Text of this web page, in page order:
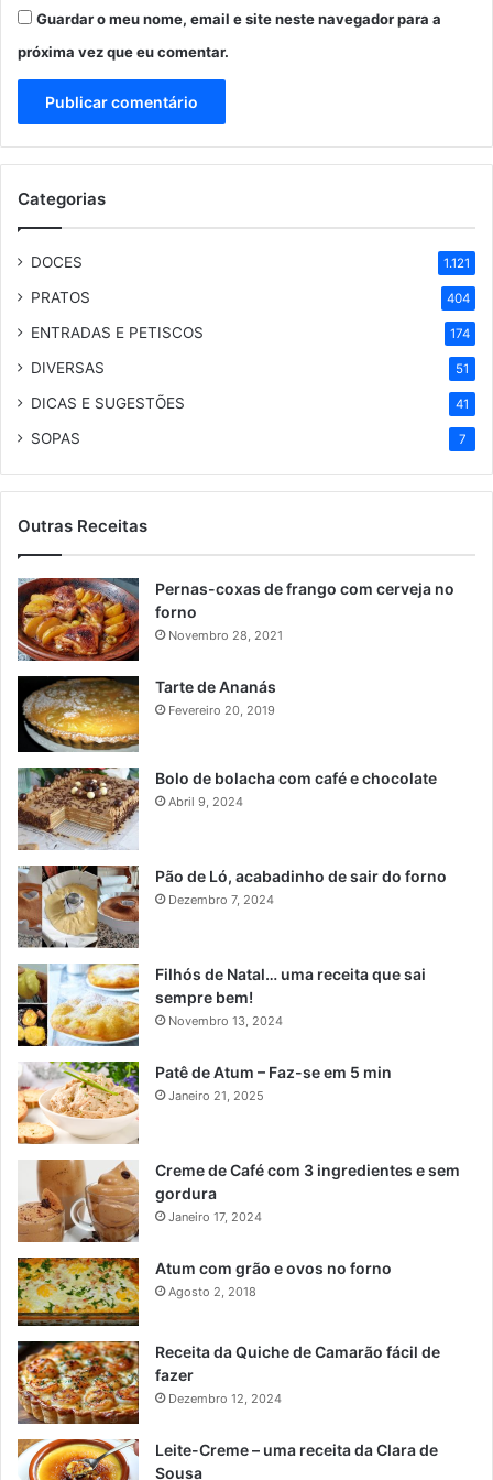
Guardar o meu nome, email e site neste navegador para a
próxima vez que eu comentar.
Categorias
DOCES 1.121
PRATOS 404
ENTRADAS E PETISCOS 174
DIVERSAS 51
DICAS E SUGESTÕES 41
SOPAS 7
Outras Receitas
Pernas-coxas de frango com cerveja no
forno
Novembro 28, 2021
Tarte de Ananás
Fevereiro 20, 2019
Bolo de bolacha com café e chocolate
Abril 9, 2024
Pão de Ló, acabadinho de sair do forno
Dezembro 7, 2024
Filhós de Natal… uma receita que sai
sempre bem!
Novembro 13, 2024
Patê de Atum – Faz-se em 5 min
Janeiro 21, 2025
Creme de Café com 3 ingredientes e sem
gordura
Janeiro 17, 2024
Atum com grão e ovos no forno
Agosto 2, 2018
Receita da Quiche de Camarão fácil de
fazer
Dezembro 12, 2024
Leite-Creme – uma receita da Clara de
Sousa